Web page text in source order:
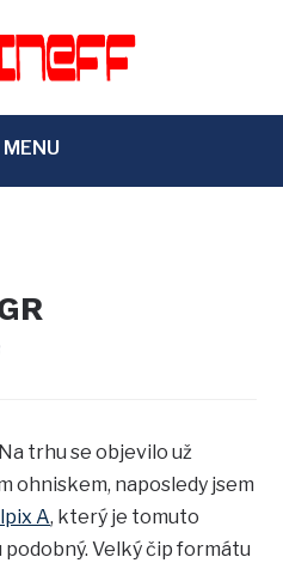
MENU
trhu se objevilo už
ohniskem, naposledy jsem
A, který je tomuto
podobný. Velký čip formátu